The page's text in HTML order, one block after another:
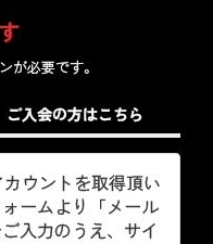
が必要です。
ご入会の方はこちら
ウントを取得頂い
ームより「メール
入力のうえ、サイ